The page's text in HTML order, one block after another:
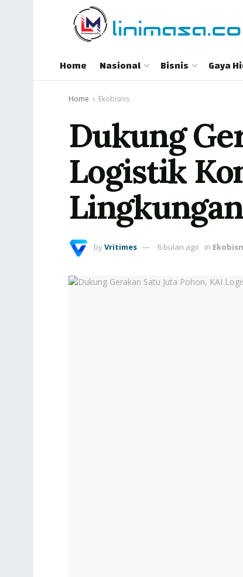
Home Nasional Bisnis Gaya
Home Ekobisnis
Dukung
Logistik
Lingkungan
byVritimes 6 bulan ago in